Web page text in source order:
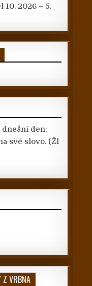
10. 2026 – 5.
den:
své slovo. (Žl
Z VRBNA